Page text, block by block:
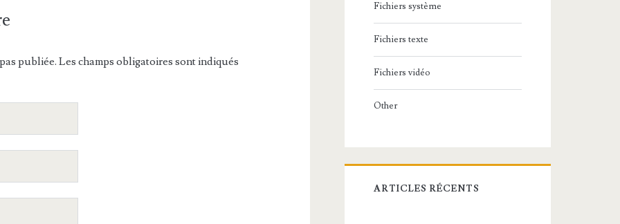
publiée. Les champs obligatoires sont indiqués
Fichiers système
Fichiers texte
Fichiers vidéo
Other
ARTICLES RÉCENTS